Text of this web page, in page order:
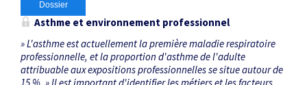
Dossier
Asthme et environnement professionnel
» L'asthme est actuellement la première maladie respiratoire
professionnelle, et la proportion d'asthme de l'adulte
attribuable aux expositions professionnelles se situe autour de